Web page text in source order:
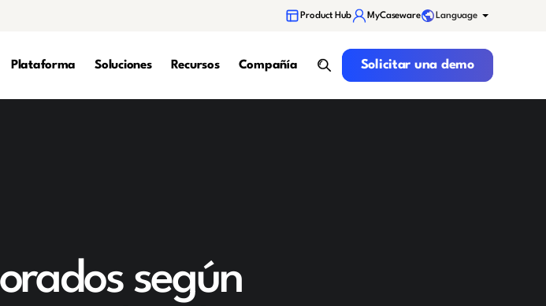
Product Hub MyCaseware Language
Plataforma Soluciones Recursos Compañía
search
Solicitar una demo
Solicitar una demo
según